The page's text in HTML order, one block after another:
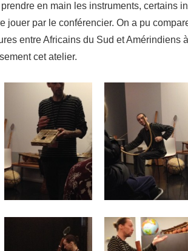
en main les instruments, certains
jouer par le conférencier. On a pu
entre Africains du Sud et Amérindiens
cet atelier.